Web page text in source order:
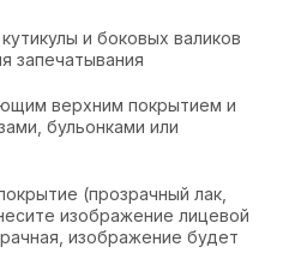
и боковых валиков
запечатывания
верхним покрытием и
бульонками или
(прозрачный лак,
изображение лицевой
изображение будет